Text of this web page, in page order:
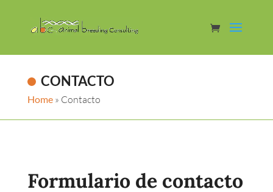
CONTACTO
Home» Contacto
Formulario de contacto